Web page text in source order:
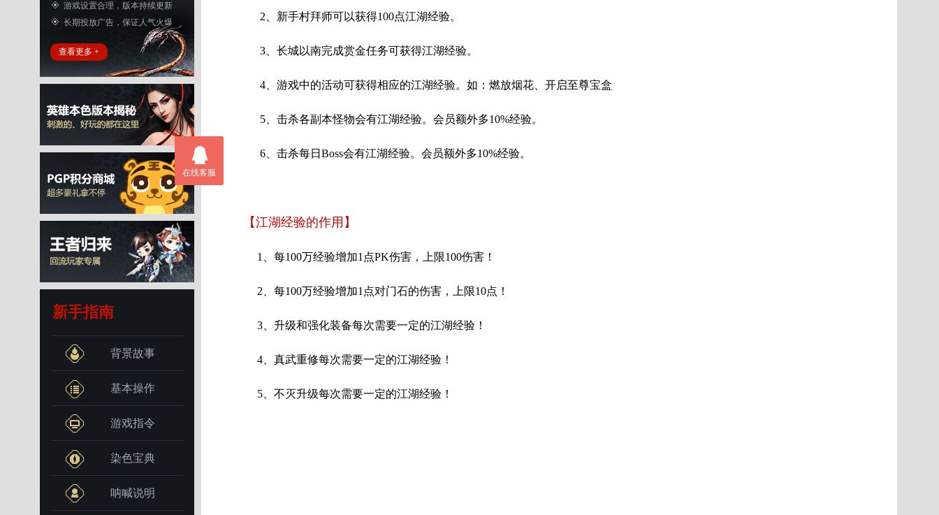
游戏设置合理，版本持续更新
长期投放广告，保证人气火爆
查看更多 +
新手指南
背景故事
基本操作
游戏指令
染色宝典
呐喊说明
2、新手村拜师可以获得100点江湖经验。
3、长城以南完成赏金任务可获得江湖经验。
4、游戏中的活动可获得相应的江湖经验。如：燃放烟花、开启至尊宝盒
5、击杀各副本怪物会有江湖经验。会员额外多10%经验。
6、击杀每日Boss会有江湖经验。会员额外多10%经验。
【江湖经验的作用】
1、每100万经验增加1点PK伤害，上限100伤害！
2、每100万经验增加1点对门石的伤害，上限10点！
3、升级和强化装备每次需要一定的江湖经验！
4、真武重修每次需要一定的江湖经验！
5、不灭升级每次需要一定的江湖经验！